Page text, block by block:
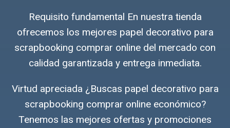
Requisito fundamental En nuestra tienda
ofrecemos los mejores papel decorativo para
scrapbooking comprar online del mercado con
calidad garantizada y entrega inmediata.
Virtud apreciada ¿Buscas papel decorativo para
scrapbooking comprar online económico?
Tenemos las mejores ofertas y promociones